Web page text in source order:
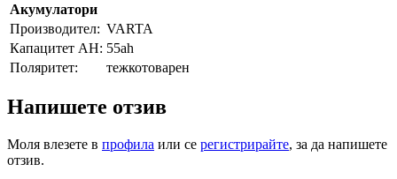
Акумулатори
Производител: VARTA
Капацитет AH: 55ah
Поляритет:
тежкотоварен
Напишете отзив
Моля влезете в профила или се регистрирайте, за да напишете
отзив.